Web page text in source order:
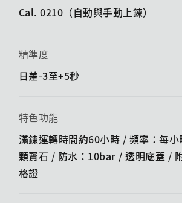
Cal. 0210（自動與手動上鍊）
精準度
日差-3至+5秒
特色功能
滿鍊運轉時間約60小時 / 頻率：每
顆寶石 / 防水：10bar / 透明底蓋 /​
格證